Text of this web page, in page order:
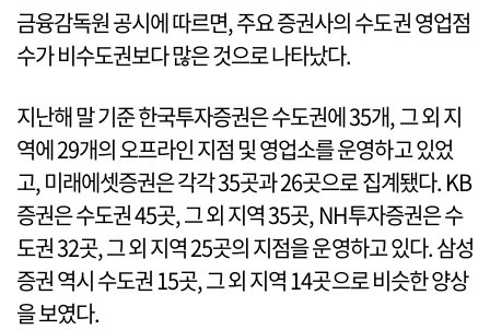
금융감독원 공시에 따르면, 주요 증권사의 수도권 영업점
수가 비수도권보다 많은 것으로 나타났다.
지난해 말 기준 한국투자증권은 수도권에 35개, 그 외 지
역에 29개의 오프라인 지점 및 영업소를 운영하고 있었
고, 미래에셋증권은 각각 35곳과 26곳으로 집계됐다. KB
증권은 수도권 45곳, 그 외 지역 35곳, NH투자증권은 수
도권 32곳, 그 외 지역 25곳의 지점을 운영하고 있다. 삼성
증권 역시 수도권 15곳, 그 외 지역 14곳으로 비슷한 양상
을 보였다.